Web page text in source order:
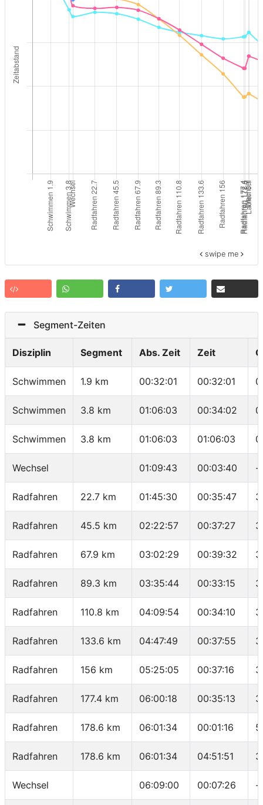
swipe me
Segment-Zeiten
Disziplin Segment Abs. Zeit Zeit
Schwimmen 1.9 km 00:32:01 00:32:01
Schwimmen 3.8 km 01:06:03 00:34:02
Schwimmen 3.8 km 01:06:03 01:06:03
Wechsel 01:09:43 00:03:40 -
Radfahren 22.7 km 01:45:30 00:35:47
Radfahren 45.5 km 02:22:57 00:37:27
Radfahren 67.9 km 03:02:29 00:39:32
Radfahren 89.3 km 03:35:44 00:33:15
Radfahren 110.8 km 04:09:54 00:34:10
Radfahren 133.6 km 04:47:49 00:37:55
Radfahren 156 km 05:25:05 00:37:16
Radfahren 177.4 km 06:00:18 00:35:13
Radfahren 178.6 km 06:01:34 00:01:16
Radfahren 178.6 km 06:01:34 04:51:51
Wechsel 06:09:00 00:07:26 -